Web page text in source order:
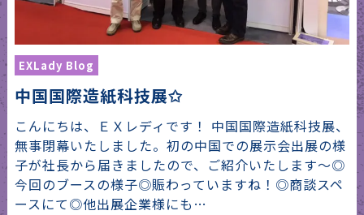
EXLady Blog
中国国際造紙科技展✩
こんにちは、ＥＸレディです！ 中国国際造紙科技展、
無事閉幕いたしました。初の中国での展示会出展の様
子が社長から届きましたので、ご紹介いたします～◎
今回のブースの様子◎賑わっていますね！◎商談スペ
ースにて◎他出展企業様にも…